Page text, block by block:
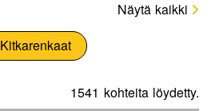
Näytä kaikki
Kitkarenkaat
1541 kohteita löydetty.